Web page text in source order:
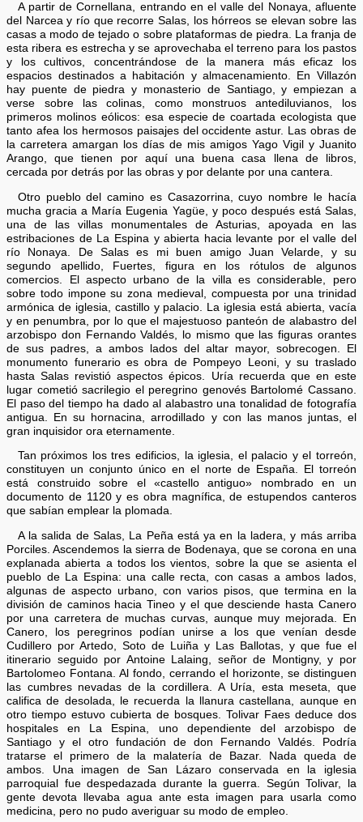
A partir de Cornellana, entrando en el valle del Nonaya, afluente
del Narcea y río que recorre Salas, los hórreos se elevan sobre las
casas a modo de tejado o sobre plataformas de piedra. La franja de
esta ribera es estrecha y se aprovechaba el terreno para los pastos
y los cultivos, concentrándose de la manera más eficaz los
espacios destinados a habitación y almacenamiento. En Villazón
hay puente de piedra y monasterio de Santiago, y empiezan a
verse sobre las colinas, como monstruos antediluvianos, los
primeros molinos eólicos: esa especie de coartada ecologista que
tanto afea los hermosos paisajes del occidente astur. Las obras de
la carretera amargan los días de mis amigos Yago Vigil y Juanito
Arango, que tienen por aquí una buena casa llena de libros,
cercada por detrás por las obras y por delante por una cantera.
Otro pueblo del camino es Casazorrina, cuyo nombre le hacía
mucha gracia a María Eugenia Yagüe, y poco después está Salas,
una de las villas monumentales de Asturias, apoyada en las
estribaciones de La Espina y abierta hacia levante por el valle del
río Nonaya. De Salas es mi buen amigo Juan Velarde, y su
segundo apellido, Fuertes, figura en los rótulos de algunos
comercios. El aspecto urbano de la villa es considerable, pero
sobre todo impone su zona medieval, compuesta por una trinidad
armónica de iglesia, castillo y palacio. La iglesia está abierta, vacía
y en penumbra, por lo que el majestuoso panteón de alabastro del
arzobispo don Fernando Valdés, lo mismo que las figuras orantes
de sus padres, a ambos lados del altar mayor, sobrecogen. El
monumento funerario es obra de Pompeyo Leoni, y su traslado
hasta Salas revistió aspectos épicos. Uría recuerda que en este
lugar cometió sacrilegio el peregrino genovés Bartolomé Cassano.
El paso del tiempo ha dado al alabastro una tonalidad de fotografía
antigua. En su hornacina, arrodillado y con las manos juntas, el
gran inquisidor ora eternamente.
Tan próximos los tres edificios, la iglesia, el palacio y el torreón,
constituyen un conjunto único en el norte de España. El torreón
está construido sobre el «castello antiguo» nombrado en un
documento de 1120 y es obra magnífica, de estupendos canteros
que sabían emplear la plomada.
A la salida de Salas, La Peña está ya en la ladera, y más arriba
Porciles. Ascendemos la sierra de Bodenaya, que se corona en una
explanada abierta a todos los vientos, sobre la que se asienta el
pueblo de La Espina: una calle recta, con casas a ambos lados,
algunas de aspecto urbano, con varios pisos, que termina en la
división de caminos hacia Tineo y el que desciende hasta Canero
por una carretera de muchas curvas, aunque muy mejorada. En
Canero, los peregrinos podían unirse a los que venían desde
Cudillero por Artedo, Soto de Luiña y Las Ballotas, y que fue el
itinerario seguido por Antoine Lalaing, señor de Montigny, y por
Bartolomeo Fontana. Al fondo, cerrando el horizonte, se distinguen
las cumbres nevadas de la cordillera. A Uría, esta meseta, que
califica de desolada, le recuerda la llanura castellana, aunque en
otro tiempo estuvo cubierta de bosques. Tolivar Faes deduce dos
hospitales en La Espina, uno dependiente del arzobispo de
Santiago y el otro fundación de don Fernando Valdés. Podría
tratarse el primero de la malatería de Bazar. Nada queda de
ambos. Una imagen de San Lázaro conservada en la iglesia
parroquial fue despedazada durante la guerra. Según Tolivar, la
gente devota llevaba agua ante esta imagen para usarla como
medicina, pero no pudo averiguar su modo de empleo.